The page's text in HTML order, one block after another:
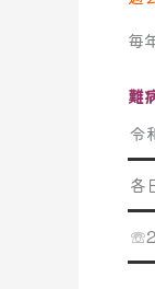
毎
難
令
各
ウ
ー
ク
～